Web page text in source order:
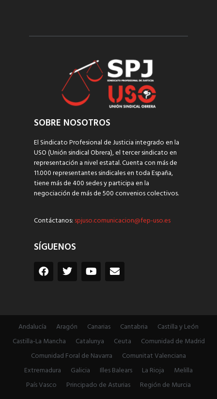
SOBRE NOSOTROS
El Sindicato Profesional de Justicia integrado en la
USO (Unión sindical Obrera), el tercer sindicato en
representación a nivel estatal. Cuenta con más de
11.000 representantes sindicales en toda España,
tiene más de 400 sedes y participa en la
negociación de más de 500 convenios colectivos.
Contáctanos: spjuso.comunicacion@fep-uso.es
SÍGUENOS
Andalucía Aragón Canarias Cantabria
Castilla y León
Castilla-La Mancha
Catalunya Ceuta
Comunidad de Madrid
Comunidad Foral de Navarra
Comunitat Valenciana
Extremadura
Galicia Illes Balears La Rioja
Melilla
País Vasco
Principado de Asturias Región de Murcia